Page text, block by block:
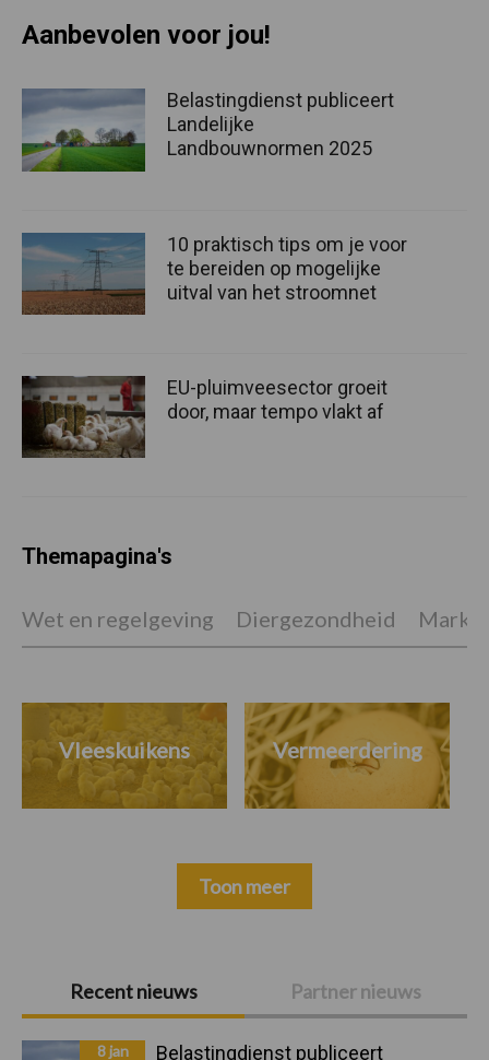
Primaire
Sidebar
Recent nieuws Partner nieuws
8 jan Belastingdienst publiceert
Aanbevolen voor jou!
Belastingdienst publiceert
Landelijke
Landbouwnormen 2025
10 praktisch tips om je voor
te bereiden op mogelijke
uitval van het stroomnet
EU-pluimveesector groeit
door, maar tempo vlakt af
Themapagina's
Wet en regelgeving Diergezondheid
Vleeskuikens Vermeerdering
Toon meer